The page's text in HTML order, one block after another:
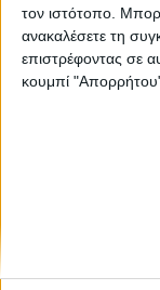
τον ιστότοπο.
ανακαλέσετε τη
επιστρέφοντας σε
κουμπί